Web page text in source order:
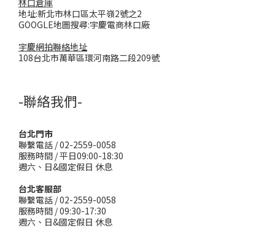
林口倉庫
地址:新北市林口區太平嶺2號之2
GOOGLE地圖搜尋:宇慶電商林口廠
宇慶網拍聯絡地址
108台北市萬華區環河南路二段209號
-聯絡我們-
台北門市
聯繫電話 / 02-2559-0058
服務時間 / 平日09:00-18:30
週六、日&國定假日 休息
台北客服部
聯繫電話 / 02-2559-0058
服務時間 / 09:30-17:30
週六、日&國定假日 休息